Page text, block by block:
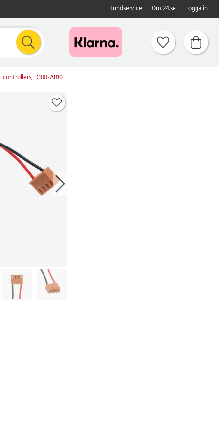
Kundservice Om 24.se Logga in
D100-AB10